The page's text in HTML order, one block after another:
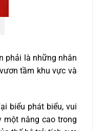
phải là những nhân
tầm khu vực và
biểu phát biểu, vui
một nâng cao trong